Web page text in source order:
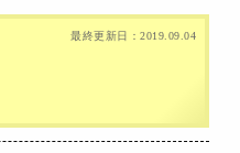
最終更新日： 2019.09.04